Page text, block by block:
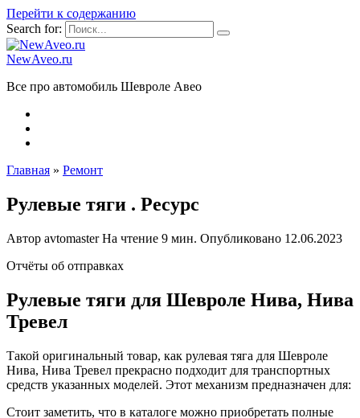
Перейти к содержанию
Search for:
NewAveo.ru
Все про автомобиль Шевроле Авео
Главная » Ремонт
Рулевые тяги . Ресурс
Автор avtomaster На чтение 9 мин. Опубликовано 12.06.2023
Отчёты об отправках
Рулевые тяги для Шевроле Нива, Нива
Тревел
Такой оригинальный товар, как рулевая тяга для Шевроле
Нива, Нива Тревел прекрасно подходит для транспортных
средств указанных моделей. Этот механизм предназначен для:
Стоит заметить, что в каталоге можно приобретать полные